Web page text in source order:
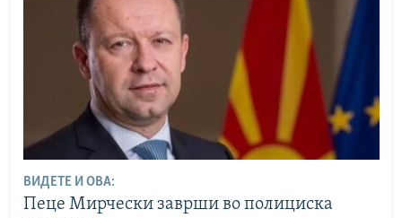
ВИДЕТЕ И ОВА:
Пеце Мирчески заврши во полициска